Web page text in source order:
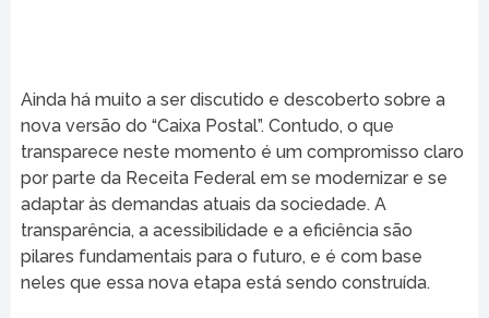
Ainda há muito a ser discutido e descoberto sobre a
nova versão do “Caixa Postal”. Contudo, o que
transparece neste momento é um compromisso claro
por parte da Receita Federal em se modernizar e se
adaptar às demandas atuais da sociedade. A
transparência, a acessibilidade e a eficiência são
pilares fundamentais para o futuro, e é com base
neles que essa nova etapa está sendo construída.